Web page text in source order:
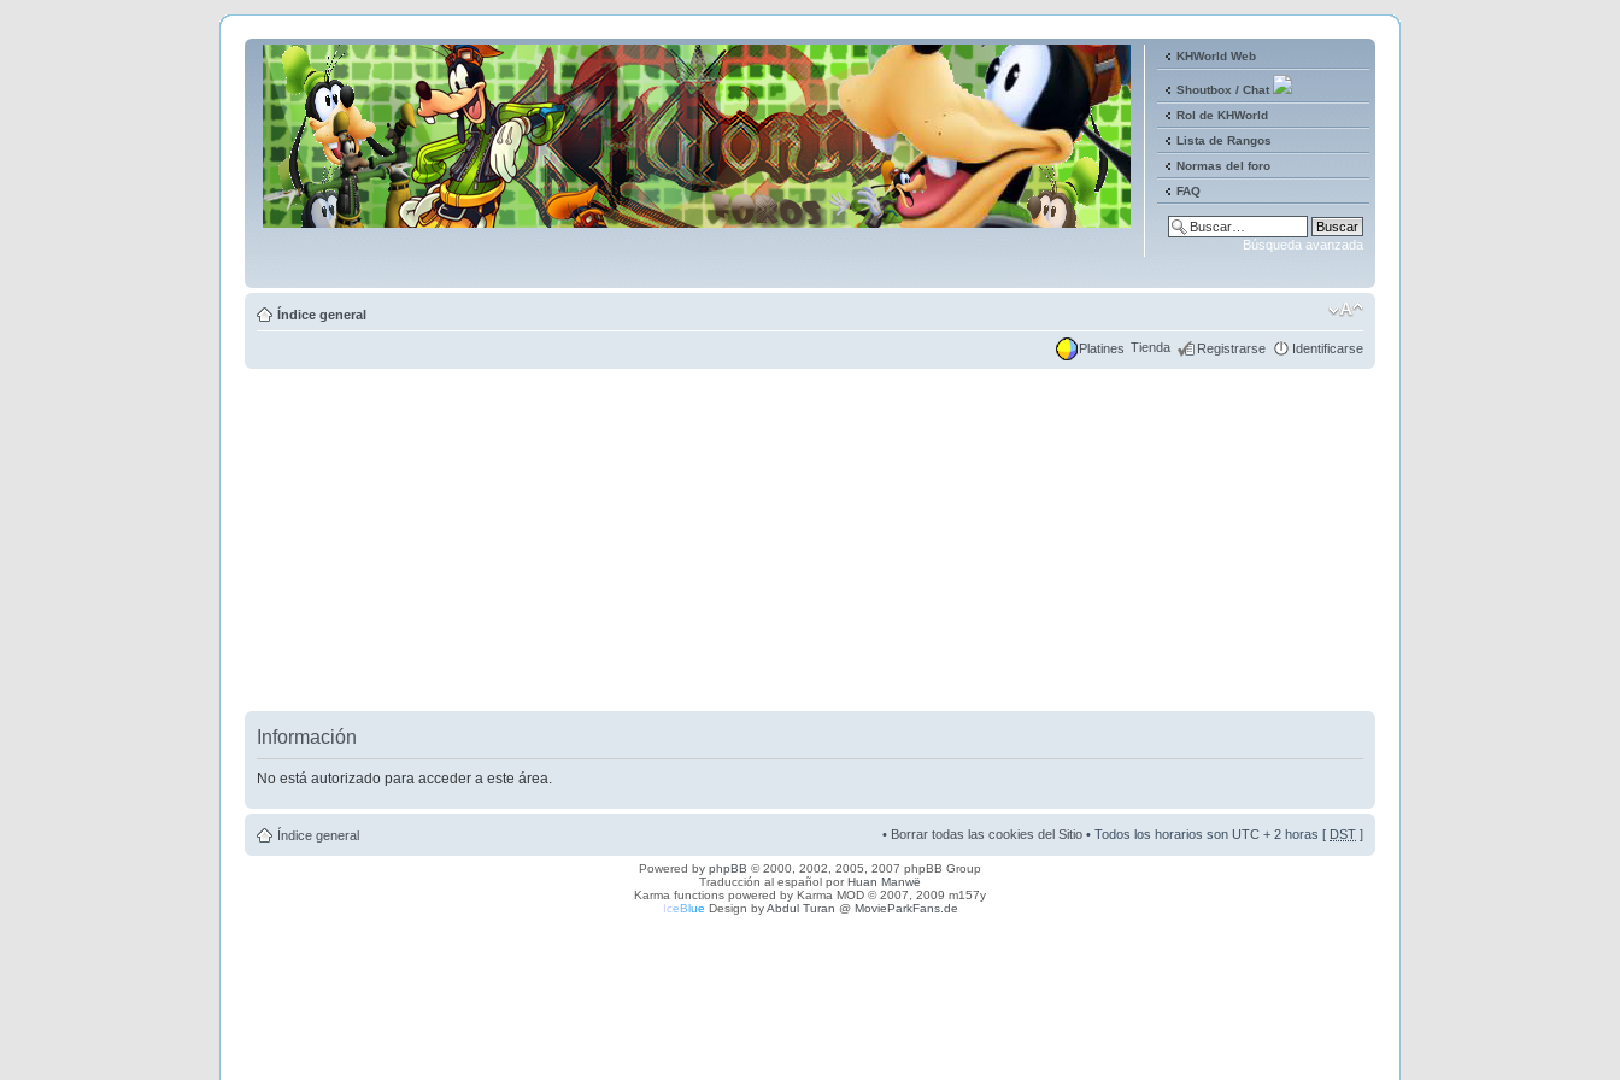
KHWorld Web
Shoutbox / Chat
Rol de KHWorld
Lista de Rangos
Normas del foro
FAQ
Búsqueda avanzada
Índice general
Platines Tienda Registrarse Identificarse
Información
No está autorizado para acceder a este área.
Índice general • Borrar todas las cookies del Sitio • Todos los horarios son UTC + 2 horas [ DST ]
Powered by phpBB © 2000, 2002, 2005, 2007 phpBB Group
Traducción al español porHuan Manwë
Karma functions powered by Karma MOD © 2007, 2009 m157y
IceBlue Design byAbdul Turan @ MovieParkFans.de